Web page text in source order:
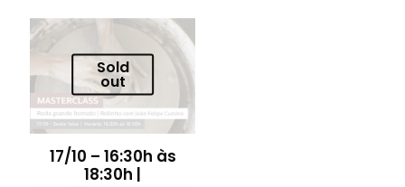
Sold
out
17/10 – 16:30h às
18:30h |